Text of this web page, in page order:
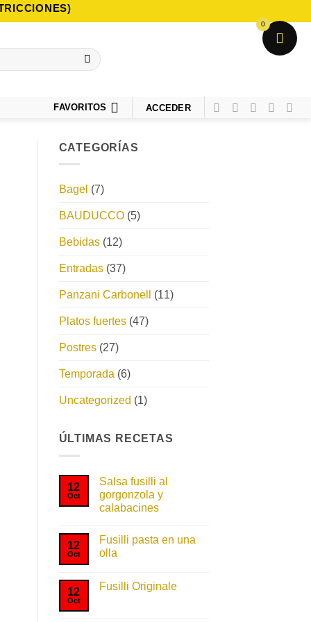
FAVORITOS ACCEDER
CATEGORÍAS
Bagel (7)
BAUDUCCO(5)
Bebidas(12)
Entradas(37)
Panzani Carbonell (11)
Platos fuertes(47)
Postres(27)
Temporada (6)
Uncategorized (1)
ÚLTIMAS RECETAS
12
Oct
Salsa fusilli al
gorgonzola y
calabacines
comentarios
Salsa
gorgonzola
12
Oct
Fusilli pasta en una
olla
comentarios
12
Oct
Fusilli Originale
0